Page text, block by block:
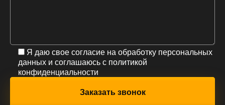
Я даю свое согласие на обработку персональных
данных и соглашаюсь с политикой
конфиденциальности